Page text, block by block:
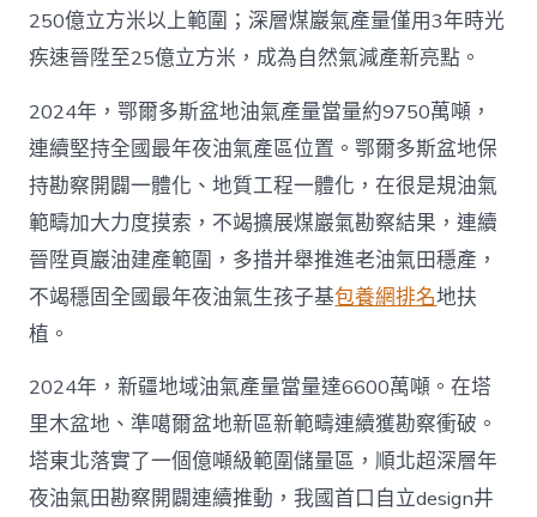
250億立方米以上範圍；深層煤巖氣產量僅用3年時光
疾速晉陞至25億立方米，成為自然氣減產新亮點。
2024年，鄂爾多斯盆地油氣產量當量約9750萬噸，
連續堅持全國最年夜油氣產區位置。鄂爾多斯盆地保
持勘察開闢一體化、地質工程一體化，在很是規油氣
範疇加大力度摸索，不竭擴展煤巖氣勘察結果，連續
晉陞頁巖油建產範圍，多措并舉推進老油氣田穩產，
不竭穩固全國最年夜油氣生孩子基包養網排名地扶
植。
2024年，新疆地域油氣產量當量達6600萬噸。在塔
里木盆地、準噶爾盆地新區新範疇連續獲勘察衝破。
塔東北落實了一個億噸級範圍儲量區，順北超深層年
夜油氣田勘察開闢連續推動，我國首口自立design井